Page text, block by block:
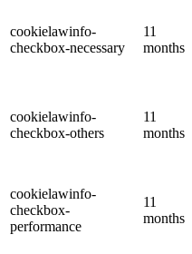
cookielawinfo-
checkbox-necessary
11
months
cookielawinfo-
checkbox-others
11
months
cookielawinfo-
checkbox-
performance
11
months